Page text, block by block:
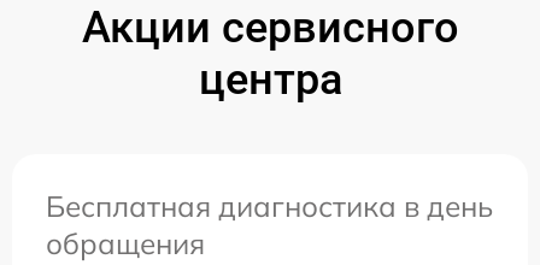
Акции сервисного
центра
Бесплатная диагностика в день
обращения